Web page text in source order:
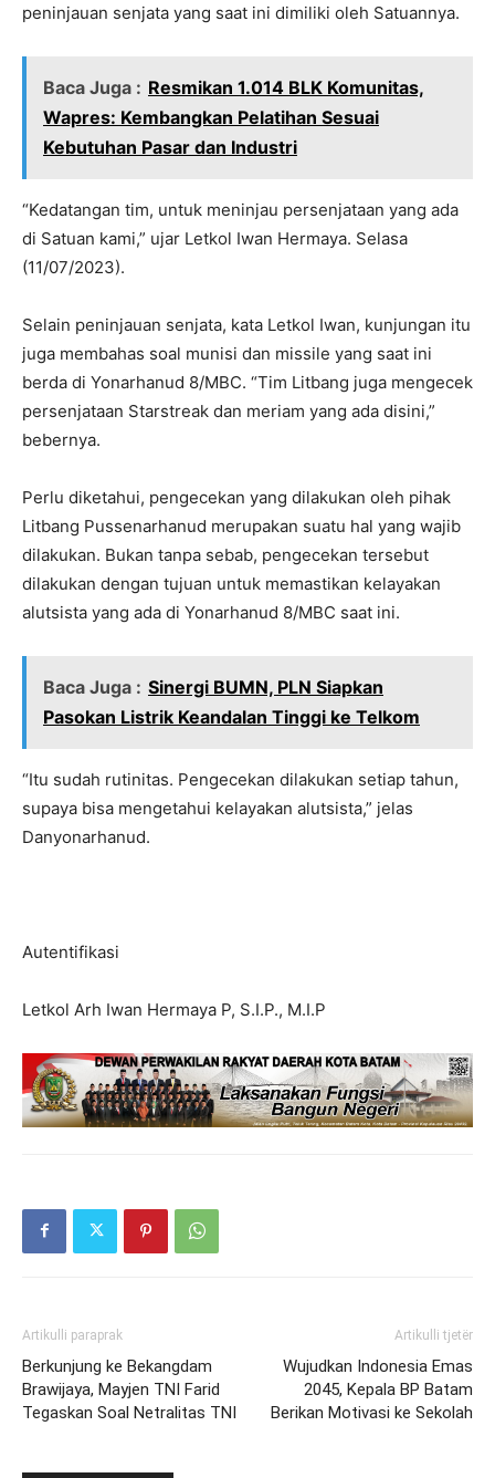
peninjauan senjata yang saat ini dimiliki oleh Satuannya.
Baca Juga : Resmikan 1.014 BLK Komunitas,
Wapres: Kembangkan Pelatihan Sesuai
Kebutuhan Pasar dan Industri
“Kedatangan tim, untuk meninjau persenjataan yang ada
di Satuan kami,” ujar Letkol Iwan Hermaya. Selasa
(11/07/2023).
Selain peninjauan senjata, kata Letkol Iwan, kunjungan itu
juga membahas soal munisi dan missile yang saat ini
berda di Yonarhanud 8/MBC. “Tim Litbang juga mengecek
persenjataan Starstreak dan meriam yang ada disini,”
bebernya.
Perlu diketahui, pengecekan yang dilakukan oleh pihak
Litbang Pussenarhanud merupakan suatu hal yang wajib
dilakukan. Bukan tanpa sebab, pengecekan tersebut
dilakukan dengan tujuan untuk memastikan kelayakan
alutsista yang ada di Yonarhanud 8/MBC saat ini.
Baca Juga : Sinergi BUMN, PLN Siapkan
Pasokan Listrik Keandalan Tinggi ke Telkom
“Itu sudah rutinitas. Pengecekan dilakukan setiap tahun,
supaya bisa mengetahui kelayakan alutsista,” jelas
Danyonarhanud.
Autentifikasi
Letkol Arh Iwan Hermaya P, S.I.P., M.I.P
Artikulli paraprak
Berkunjung ke Bekangdam
Brawijaya, Mayjen TNI Farid
Tegaskan Soal Netralitas TNI
Artikulli tjetër
Wujudkan Indonesia Emas
2045, Kepala BP Batam
Berikan Motivasi ke Sekolah